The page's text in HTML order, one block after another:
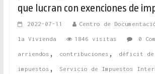
que lucran con exenciones de
2022-07-11 Centro de
la Vivienda 1846 visitas 0
arriendos , contribuciones , déficit de
impuestos , Servicio de Impuestos